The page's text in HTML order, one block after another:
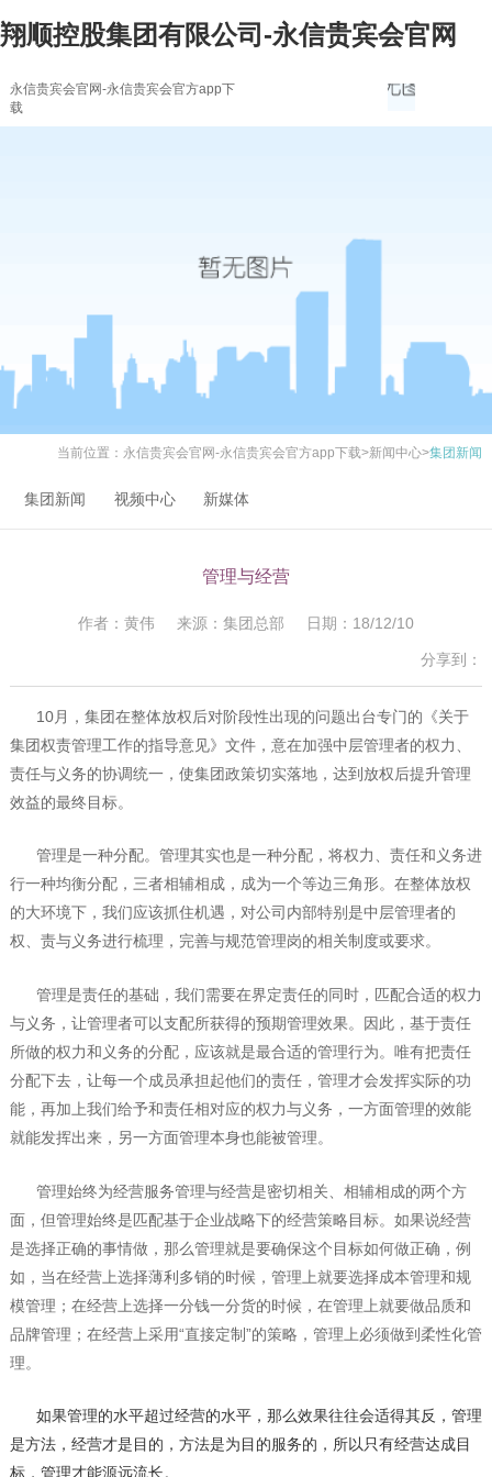
翔顺控股集团有限公司-永信贵宾会官网
永信贵宾会官网-永信贵宾会官方app下
载
当前位置： 永信贵宾会官网-永信贵宾会官方app下载>新闻中心>集团新闻
集团新闻 视频中心 新媒体
管理与经营
作者：黄伟 来源：集团总部 日期：18/12/10
分享到：
10月，集团在整体放权后对阶段性出现的问题出台专门的《关于
集团权责管理工作的指导意见》文件，意在加强中层管理者的权力、
责任与义务的协调统一，使集团政策切实落地，达到放权后提升管理
效益的最终目标。
管理是一种分配。管理其实也是一种分配，将权力、责任和义务进
行一种均衡分配，三者相辅相成，成为一个等边三角形。在整体放权
的大环境下，我们应该抓住机遇，对公司内部特别是中层管理者的
权、责与义务进行梳理，完善与规范管理岗的相关制度或要求。
管理是责任的基础，我们需要在界定责任的同时，匹配合适的权力
与义务，让管理者可以支配所获得的预期管理效果。因此，基于责任
所做的权力和义务的分配，应该就是最合适的管理行为。唯有把责任
分配下去，让每一个成员承担起他们的责任，管理才会发挥实际的功
能，再加上我们给予和责任相对应的权力与义务，一方面管理的效能
就能发挥出来，另一方面管理本身也能被管理。
管理始终为经营服务管理与经营是密切相关、相辅相成的两个方
面，但管理始终是匹配基于企业战略下的经营策略目标。如果说经营
是选择正确的事情做，那么管理就是要确保这个目标如何做正确，例
如，当在经营上选择薄利多销的时候，管理上就要选择成本管理和规
模管理；在经营上选择一分钱一分货的时候，在管理上就要做品质和
品牌管理；在经营上采用“直接定制”的策略，管理上必须做到柔性化管
理。
如果管理的水平超过经营的水平，那么效果往往会适得其反，管理
是方法，经营才是目的，方法是为目的服务的，所以只有经营达成目
标，管理才能源远流长。